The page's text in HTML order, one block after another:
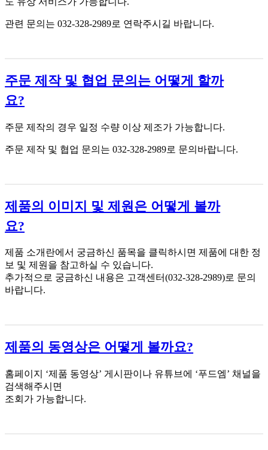
관련 문의는 032-328-2989로 연락주시길 바랍니다.
주문 제작 및 협업 문의는 어떻게 할까
요?
주문 제작의 경우 일정 수량 이상 제조가 가능합니다.
주문 제작 및 협업 문의는 032-328-2989로 문의바랍니다.
제품의 이미지 및 제원은 어떻게 볼까
요?
제품 소개란에서 궁금하신 품목을 클릭하시면 제품에 대한 정
보 및 제원을 참고하실 수 있습니다.
추가적으로 궁금하신 내용은 고객센터(032-328-2989)로 문의
바랍니다.
제품의 동영상은 어떻게 볼까요?
홈페이지 ‘제품 동영상’ 게시판이나 유튜브에 ‘푸드엠’ 채널을
검색해주시면
조회가 가능합니다.